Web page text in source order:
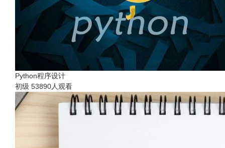
Python程序设计
初级 53890人观看